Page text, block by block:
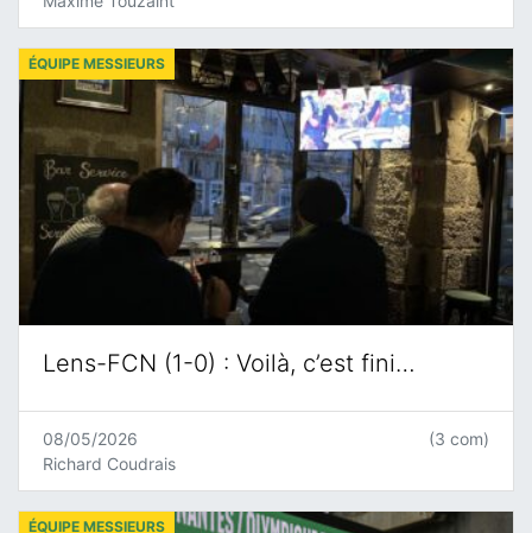
Lens-FCN (1-0) : Voilà, c’est fini…
ÉQUIPE MESSIEURS
08/05/2026
Richard Coudrais
(3 com)
ÉQUIPE MESSIEURS